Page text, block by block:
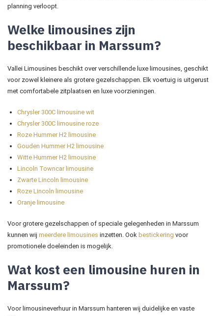
planning verloopt.
Welke limousines zijn
beschikbaar in Marssum?
Vallei Limousines beschikt over verschillende luxe limousines, geschikt
voor zowel kleinere als grotere gezelschappen. Elk voertuig is uitgerust
met comfortabele zitplaatsen en luxe voorzieningen.
Chrysler 300C limousine wit
Chrysler 300C limousine roze
Roze Hummer H2 limousine
Gouden Hummer H2 limousine
Witte Hummer H2 limousine
Lincoln Towncar limousine
Zwarte Lincoln limousine
Roze Lincoln limousine
Oranje limousine
Voor grotere gezelschappen of speciale gelegenheden in Marssum
kunnen wij meerdere limousines inzetten. Ook bestickering voor
promotionele doeleinden is mogelijk.
Wat kost een limousine huren in
Marssum?
Voor limousineverhuur in Marssum hanteren wij duidelijke en vaste